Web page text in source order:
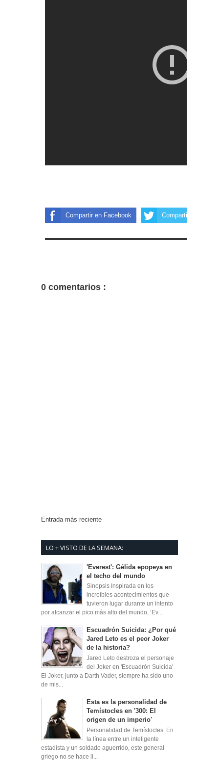
Compartir en Facebook Compartir en Twitter
0 comentarios :
Entrada más reciente
LO + VISTO DE LA SEMANA:
'Everest': Gélida epopeya en
el techo del mundo
Sinopsis Inspirada en los
increíbles acontecimientos que
tuvieron lugar durante un intento
por alcanzar el pico más alto del mundo, ‘Ev...
Escuadrón Suicida: ¿Por qué
Jared Leto es el peor Joker
de la historia?
Jared Leto destroza el personaje
del Joker en 'Escuadrón Suicida'
El Joker, junto a Darth Vader, siempre ha sido uno
de mis...
Esta es la personalidad de
Temístocles en '300: El
origen de un imperio'
Personalidad de Temístocles: En
la línea entre un inteligente
estadista y un soldado aguerrido, este general
griego no se hace il...